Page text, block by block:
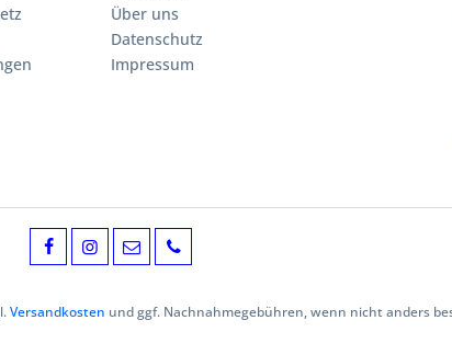
Über uns
Datenschutz
Impressum
Versandkosten und ggf. Nachnahmegebühren, wenn nicht anders